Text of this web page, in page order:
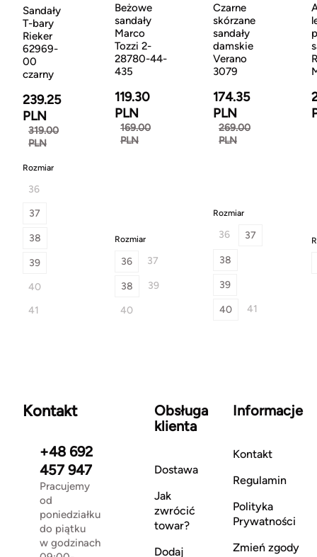
Sandały
T-bary
Rieker
62969-
00
czarny
239.25
PLN
319.00
PLN
Rozmiar
36
37
38
39
40
41
Beżowe
sandały
Marco
Tozzi 2-
28780-44-
435
119.30
PLN
169.00
PLN
Rozmiar
36 37
38 39
40
Czarne
skórzane
sandały
damskie
Verano
3079
174.35
PLN
269.00
PLN
Rozmiar
36 37
38
39
40 41
Kontakt
+48 692
457 947
Pracujemy
od
poniedziałku
do piątku
w godzinach
Obsługa
klienta
Dostawa
Jak
zwrócić
towar?
Dodaj
Informacje
Kontakt
Regulamin
Polityka
Prywatności
Zmień zgody